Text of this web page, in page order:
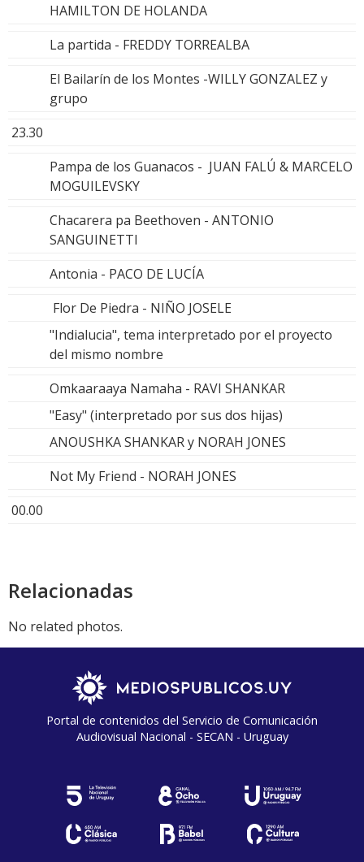
HAMILTON DE HOLANDA
La partida - FREDDY TORREALBA
El Bailarín de los Montes -WILLY GONZALEZ y
grupo
23.30
Pampa de los Guanacos - JUAN FALÚ & MARCELO
MOGUILEVSKY
Chacarera pa Beethoven - ANTONIO
SANGUINETTI
Antonia - PACO DE LUCÍA
Flor De Piedra - NIÑO JOSELE
"Indialucia", tema interpretado por el proyecto
del mismo nombre
Omkaaraaya Namaha - RAVI SHANKAR
"Easy" (interpretado por sus dos hijas)
ANOUSHKA SHANKAR y NORAH JONES
Not My Friend - NORAH JONES
00.00
Relacionadas
No related photos.
Portal de contenidos del Servicio de Comunicación
Audiovisual Nacional - SECAN - Uruguay